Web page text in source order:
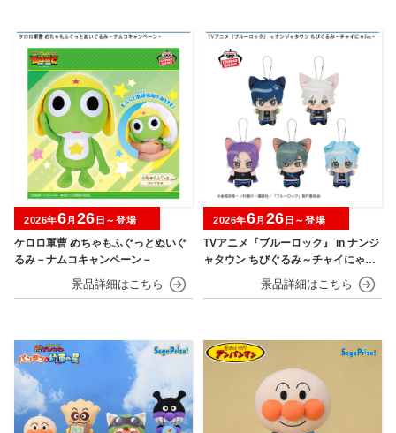
ケロロ軍曹 めちゃもふぐっとぬいぐ
るみ－ナムコキャンペーン－
2026年6月 26 日～登場
TVアニメ『ブルーロック』 in ナンジ
ャタウン ちびぐるみ～チャイにゃFe
2026年6月 26 日～登場